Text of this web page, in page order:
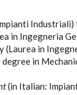
Industriali)
in Ingegneria
in
in
(in Italian: